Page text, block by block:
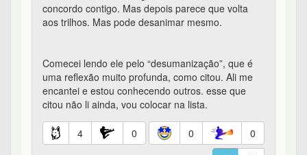
concordo contigo. Mas depois parece que volta
aos trilhos. Mas pode desanimar mesmo.
Comecei lendo ele pelo “desumanização”, que é
uma reflexão muito profunda, como citou. Ali me
encantei e estou conhecendo outros. esse que
citou não li ainda, vou colocar na lista.
4 0 0 0